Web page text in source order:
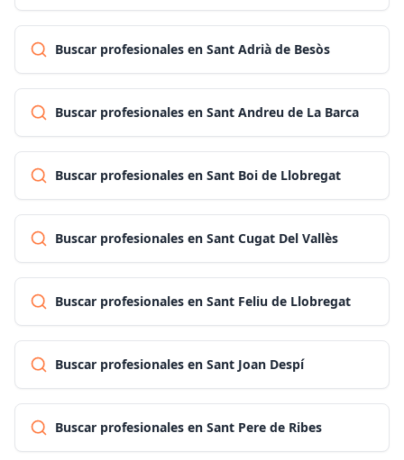
Buscar profesionales en Sant Adrià de Besòs
Buscar profesionales en Sant Andreu de La Barca
Buscar profesionales en Sant Boi de Llobregat
Buscar profesionales en Sant Cugat Del Vallès
Buscar profesionales en Sant Feliu de Llobregat
Buscar profesionales en Sant Joan Despí
Buscar profesionales en Sant Pere de Ribes